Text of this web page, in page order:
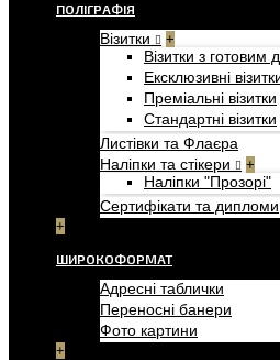
ПОЛІГРАФІЯ
Візитки +
Візитки з готовим
Ексклюзивні
Преміальні візитки
Стандартні візитки
Листівки та Флаєра
Наліпки та стікери
+
Наліпки "Прозорі"
Сертифікати та дипломи
+
ШИРОКОФОРМАТ
Адресні таблички
Переносні банери
Фото картини
+